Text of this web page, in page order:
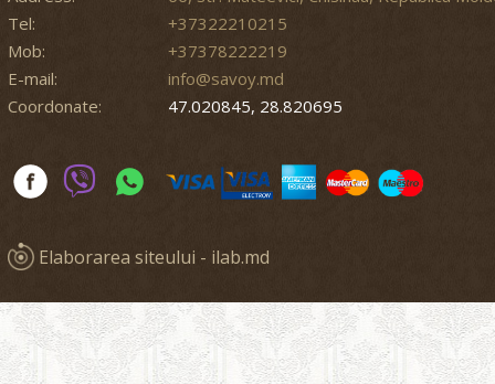
Tel:
+37322210215
Mob:
+37378222219
E-mail:
info@savoy.md
Coordonate:
47.020845, 28.820695
Elaborarea siteului - ilab.md